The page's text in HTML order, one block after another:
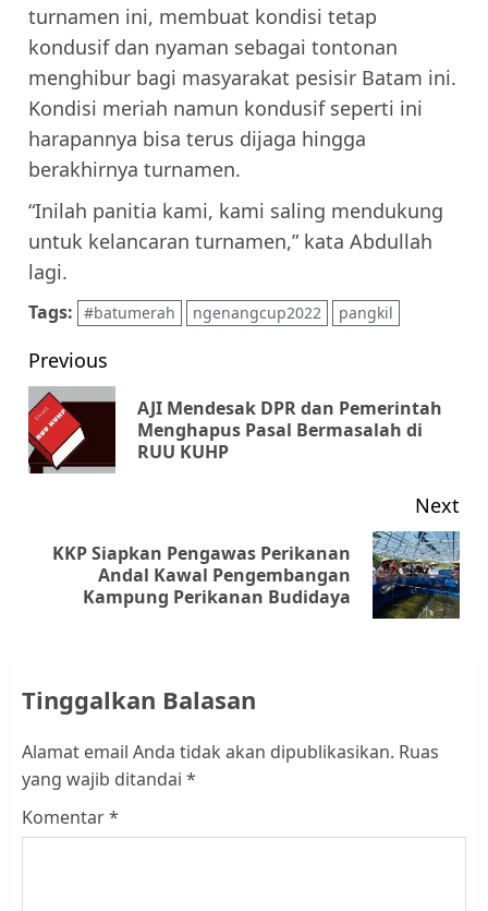
turnamen ini, membuat kondisi tetap
kondusif dan nyaman sebagai tontonan
menghibur bagi masyarakat pesisir Batam ini.
Kondisi meriah namun kondusif seperti ini
harapannya bisa terus dijaga hingga
berakhirnya turnamen.
“Inilah panitia kami, kami saling mendukung
untuk kelancaran turnamen,” kata Abdullah
lagi.
Tags: #batumerah ngenangcup2022 pangkil
Post
navigation
Previous
AJI Mendesak DPR dan Pemerintah
Menghapus Pasal Bermasalah di
RUU KUHP
Next
Next
KKP Siapkan Pengawas Perikanan
Andal Kawal Pengembangan
Kampung Perikanan Budidaya
Tinggalkan Balasan
Alamat email Anda tidak akan dipublikasikan. Ruas
yang wajib ditandai *
Komentar*